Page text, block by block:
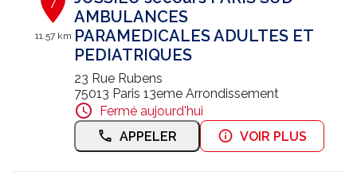
11.57 km
AMBULANCES
PARAMEDICALES ADULTES ET
PEDIATRIQUES
23 Rue Rubens
75013 Paris 13eme Arrondissement
Fermé aujourd'hui
APPELER
VOIR PLUS